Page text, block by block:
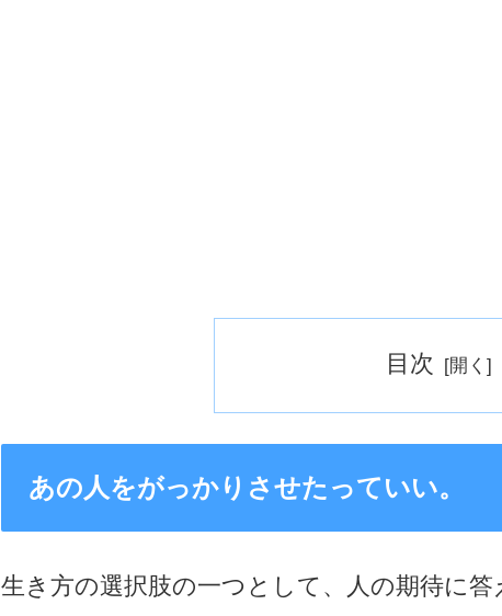
目次
あの人をがっかりさせたっていい。
生き方の選択肢の一つとして、人の期待に答